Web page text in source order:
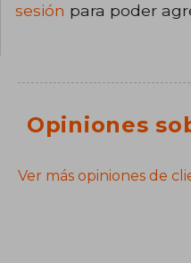
sesión para poder
Opiniones
Ver más opiniones de